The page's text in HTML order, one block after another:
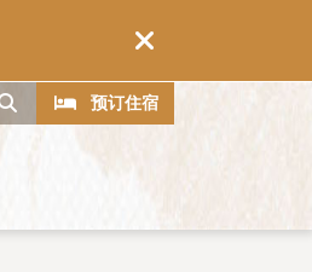
搜索CTA预订住宿